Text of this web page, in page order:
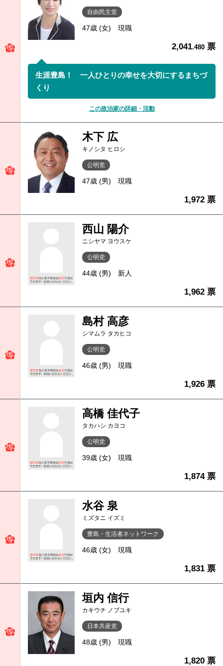
自由民主党
47歳 (女) 現職
2,041.480 票
生涯豊島！ 一人ひとりの幸せを大切にするまちづ
くり
この政治家の詳細・活動
木下 広
キノシタ ヒロシ
公明党
47歳 (男) 現職
1,972 票
西山 陽介
ニシヤマ ヨウスケ
公明党
44歳 (男) 新人
1,962 票
島村 高彦
シマムラ タカヒコ
公明党
46歳 (男) 現職
1,926 票
高橋 佳代子
タカハシ カヨコ
公明党
39歳 (女) 現職
1,874 票
水谷 泉
ミズタニ イズミ
豊島・生活者ネットワーク
46歳 (女) 現職
1,831 票
垣内 信行
カキウチ ノブユキ
日本共産党
48歳 (男) 現職
1,820 票